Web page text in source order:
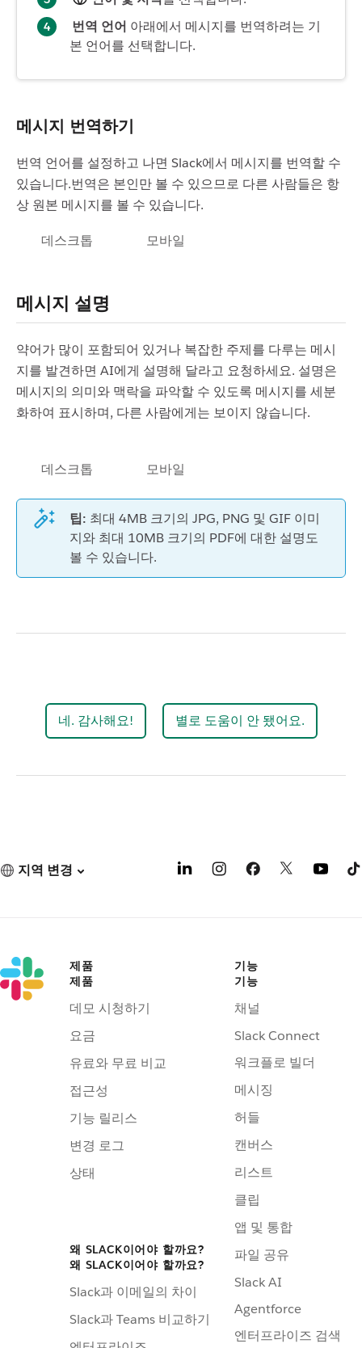
번역 언어 아래에서 메시지를 번역하려는 기
본 언어를 선택합니다.
메시지 번역하기
번역 언어를 설정하고 나면 Slack에서 메시지를 번역할 수
있습니다.번역은 본인만 볼 수 있으므로 다른 사람들은 항
상 원본 메시지를 볼 수 있습니다.
데스크톱 모바일
메시지 설명
약어가 많이 포함되어 있거나 복잡한 주제를 다루는 메시
지를 발견하면 AI에게 설명해 달라고 요청하세요. 설명은
메시지의 의미와 맥락을 파악할 수 있도록 메시지를 세분
화하여 표시하며, 다른 사람에게는 보이지 않습니다.
데스크톱 모바일
팁: 최대 4MB 크기의 JPG, PNG 및 GIF 이미
지와 최대 10MB 크기의 PDF에 대한 설명도
볼 수 있습니다.
네. 감사해요! 별로 도움이 안 됐어요.
지역 변경
제품
제품
데모 시청하기
요금
유료와 무료 비교
접근성
기능 릴리스
변경 로그
상태
왜 SLACK이어야 할까요?
왜 SLACK이어야 할까요?
Slack과 이메일의 차이
Slack과 Teams 비교하기
기능
기능
채널
Slack Connect
워크플로 빌더
메시징
허들
캔버스
리스트
클립
앱 및 통합
파일 공유
Slack AI
Agentforce
엔터프라이즈 검색